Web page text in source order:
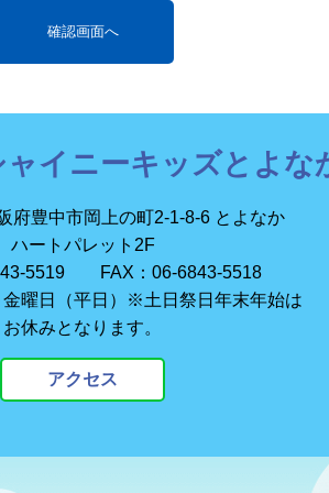
ャイニーキッズとよな
府豊中市岡上の町2-1-8-6 とよなか
ハートパレット2F
5519 FAX：06-6843-5518
曜日（平日）※土日祭日年末年始は
お休みとなります。
アクセス